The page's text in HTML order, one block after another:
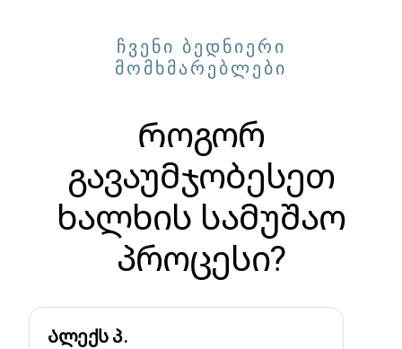
ᲩᲕᲔᲜᲘ ᲑᲔᲓᲜᲘᲔᲠᲘ
ᲛᲝᲛᲮᲛᲐᲠᲔᲑᲚᲔᲑᲘ
Როგორ
გავაუმჯობესეთ
ხალხის სამუშაო
პროცესი?
Ალექს პ.